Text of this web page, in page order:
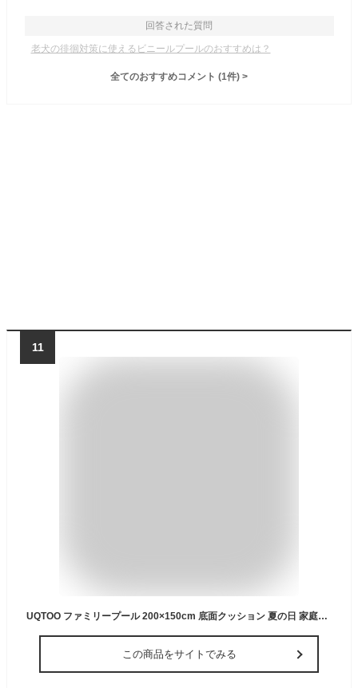
回答された質問
老犬の徘徊対策に使えるビニールプールのおすすめは？
全てのおすすめコメント (1件) >
11
UQTOO ファミリープール 200×150cm 底面クッション 夏の日 家庭用 水遊び おもちゃ 子供用 自宅リゾート ベランダ お庭 屋外用 ビニールプール
この商品をサイトでみる